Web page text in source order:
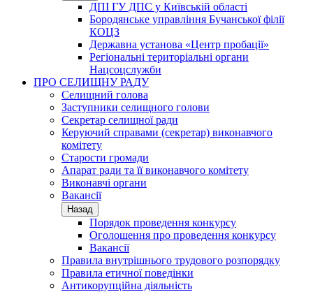
ДПІ ГУ ДПС у Київській області
Бородянське управління Бучанської філії
КОЦЗ
Державна установа «Центр пробації»
Регіональні територіальні органи
Нацсоцслужби
ПРО СЕЛИЩНУ РАДУ
Селищний голова
Заступники селищного голови
Секретар селищної ради
Керуючий справами (секретар) виконавчого
комітету
Старости громади
Апарат ради та її виконавчого комітету
Виконавчі органи
Вакансії
Назад
Порядок проведення конкурсу
Оголошення про проведення конкурсу
Вакансії
Правила внутрішнього трудового розпорядку
Правила етичної поведінки
Антикорупційна діяльність